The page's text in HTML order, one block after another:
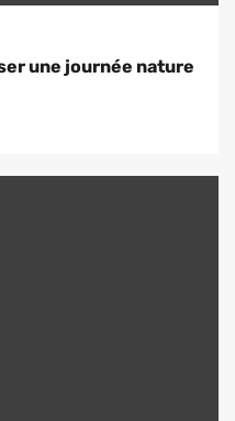
une journée nature